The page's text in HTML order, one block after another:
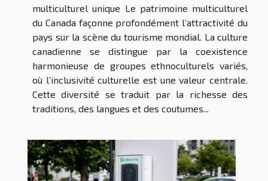
multiculturel unique Le patrimoine multiculturel
du Canada façonne profondément l’attractivité du
pays sur la scène du tourisme mondial. La culture
canadienne se distingue par la coexistence
harmonieuse de groupes ethnoculturels variés,
où l’inclusivité culturelle est une valeur centrale.
Cette diversité se traduit par la richesse des
traditions, des langues et des coutumes...